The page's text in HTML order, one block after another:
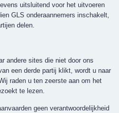
uitsluitend voor het uitvoeren
GLS onderaannemers inschakelt,
delen.
andere sites die niet door ons
een derde partij klikt, wordt u naar
raden u ten zeerste aan om het
te lezen.
geen verantwoordelijkheid